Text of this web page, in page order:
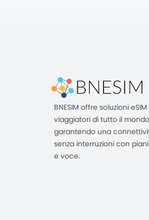
BNESIM offre soluzioni
viaggiatori di tutto il
garantendo una
senza interruzioni con
e voce.